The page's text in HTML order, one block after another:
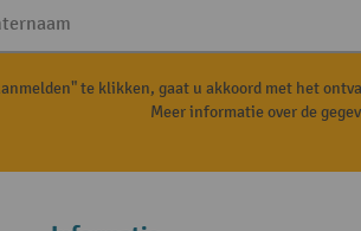
te klikken, gaat u akkoord met het
Meer informatie over de